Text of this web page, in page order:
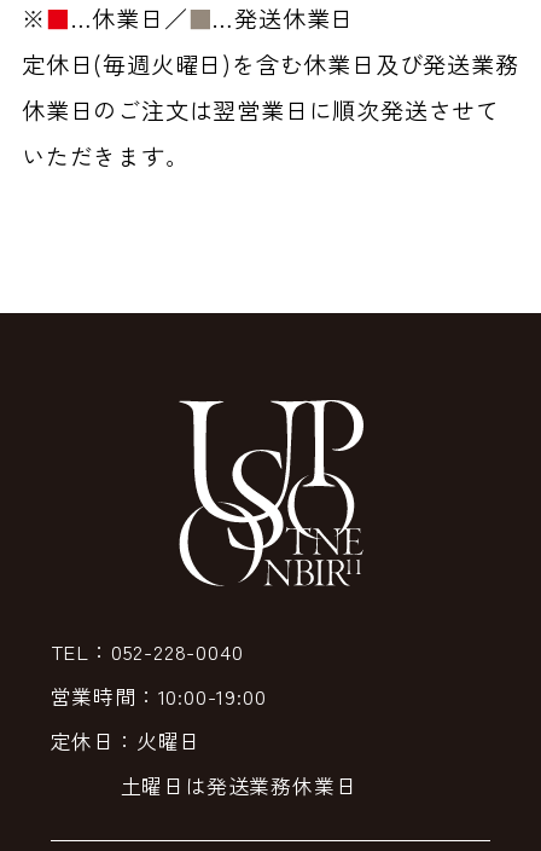
※■…休業日／■…発送休業日
定休日(毎週火曜日)を含む休業日及び発送業務
休業日のご注文は翌営業日に順次発送させて
いただきます。
TEL：052-228-0040
営業時間：10:00-19:00
定休日：火曜日
土曜日は発送業務休業日